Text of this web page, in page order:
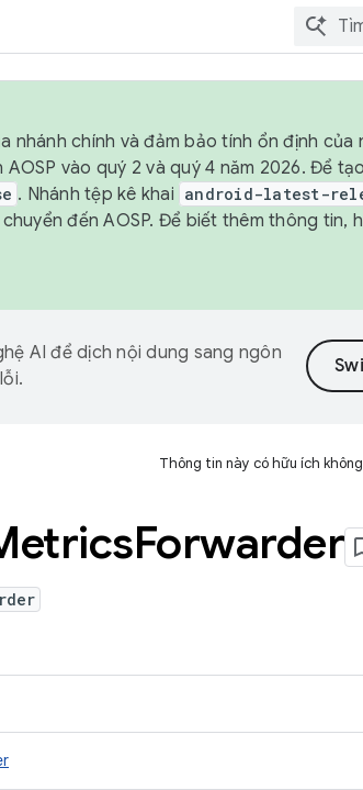
nhánh chính và đảm bảo tính ổn định của
vào quý 2 và quý 4 năm 2026. Để
. Nhánh tệp kê khai android-latest-
đến AOSP. Để biết thêm thông tin,
AI để dịch nội dung sang ngôn
Thông tin này có hữu ích
Forwarder